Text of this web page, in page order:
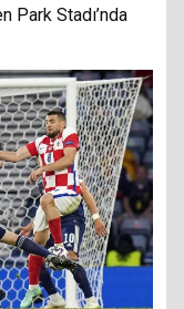
Park Stadı’nda